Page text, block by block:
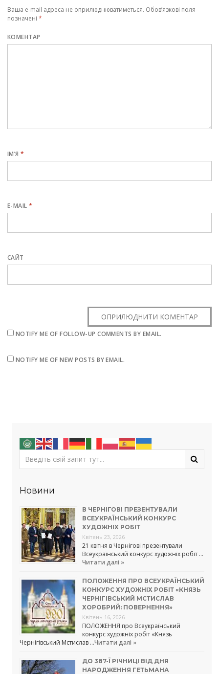
Ваша e-mail адреса не оприлюднюватиметься. Обов’язкові поля
позначені *
КОМЕНТАР
ІМ’Я*
E-MAIL*
САЙТ
NOTIFY ME OF FOLLOW-UP COMMENTS BY EMAIL.
NOTIFY ME OF NEW POSTS BY EMAIL.
Новини
В ЧЕРНІГОВІ ПРЕЗЕНТУВАЛИ
ВСЕУКРАЇНСЬКИЙ КОНКУРС
ХУДОЖНІХ РОБІТ
Квітень 23, 2026
21 квітня в Чернігові презентували
Всеукраїнський конкурс художніх робіт …
Читати далі »
ПОЛОЖЕННЯ ПРО ВСЕУКРАЇНСЬКИЙ
КОНКУРС ХУДОЖНІХ РОБІТ «КНЯЗЬ
ЧЕРНІГІВСЬКИЙ МСТИСЛАВ
ХОРОБРИЙ: ПОВЕРНЕННЯ»
Квітень 16, 2026
ПОЛОЖЕННЯ про Всеукраїнський
конкурс художніх робіт «Князь
Чернігівський Мстислав …Читати далі »
ДО 387-Ї РІЧНИЦІ ВІД ДНЯ
НАРОДЖЕННЯ ГЕТЬМАНА